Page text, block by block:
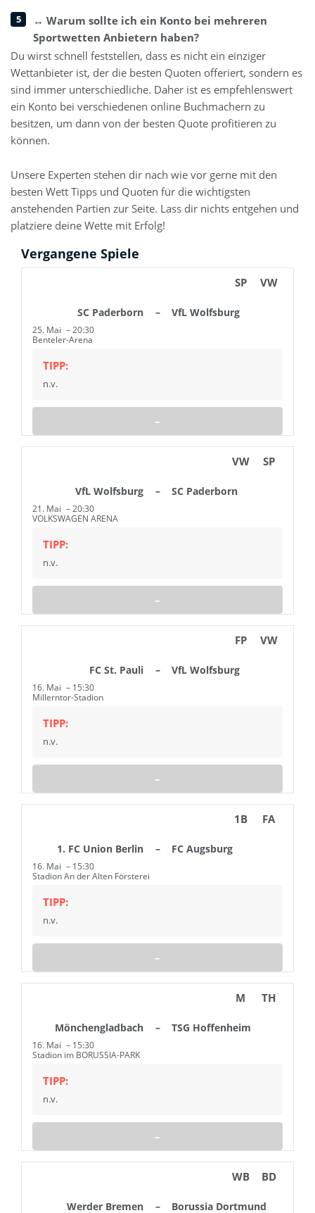
↔️ Warum sollte ich ein Konto bei mehreren
Sportwetten Anbietern haben?
Du wirst schnell feststellen, dass es nicht ein einziger
Wettanbieter ist, der die besten Quoten offeriert, sondern es
sind immer unterschiedliche. Daher ist es empfehlenswert
ein Konto bei verschiedenen online Buchmachern zu
besitzen, um dann von der besten Quote profitieren zu
können.
Unsere Experten stehen dir nach wie vor gerne mit den
besten Wett Tipps und Quoten für die wichtigsten
anstehenden Partien zur Seite. Lass dir nichts entgehen und
platziere deine Wette mit Erfolg!
Vergangene Spiele
SP VW
SC Paderborn – VfL Wolfsburg
25. Mai
20:30
Benteler-Arena
TIPP:
n.v.
–
VW SP
VfL Wolfsburg – SC Paderborn
21. Mai
20:30
VOLKSWAGEN ARENA
TIPP:
n.v.
–
FP VW
FC St. Pauli – VfL Wolfsburg
16. Mai
15:30
Millerntor-Stadion
TIPP:
n.v.
–
1B FA
1. FC Union Berlin – FC Augsburg
16. Mai
15:30
Stadion An der Alten Försterei
TIPP:
n.v.
–
M TH
Mönchengladbach – TSG Hoffenheim
16. Mai
15:30
Stadion im BORUSSIA-PARK
TIPP:
n.v.
–
WB BD
Werder Bremen – Borussia Dortmund